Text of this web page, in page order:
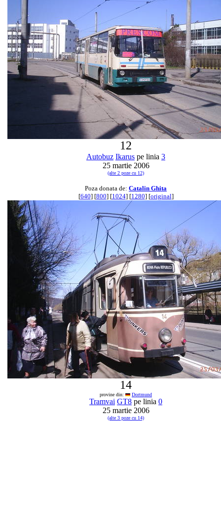
12
Autobuz Ikarus pe linia 3
25 martie 2006
(alte 2 poze cu 12)
Poza donata de: Catalin Ghita
[640] [800] [1024] [1280] [original]
14
provine din: Dortmund
Tramvai GT8 pe linia 0
25 martie 2006
(alte 3 poze cu 14)